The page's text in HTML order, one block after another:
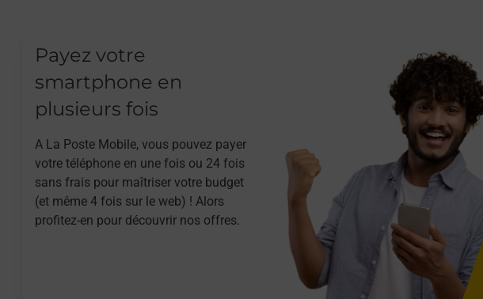
Payez votre
smartphone en
plusieurs fois
A La Poste Mobile, vous pouvez payer
votre téléphone en une fois ou 24 fois
sans frais pour maîtriser votre budget
(et même 4 fois sur le web) ! Alors
profitez-en pour découvrir nos offres.